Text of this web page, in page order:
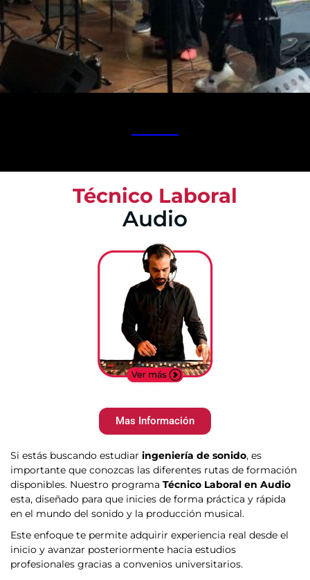
Técnico Laboral
Audio
Mas Información
Si estás buscando estudiar ingeniería de sonido, es
importante que conozcas las diferentes rutas de formación
disponibles. Nuestro programa Técnico Laboral en Audio
esta, diseñado para que inicies de forma práctica y rápida
en el mundo del sonido y la producción musical.
Este enfoque te permite adquirir experiencia real desde el
inicio y avanzar posteriormente hacia estudios
profesionales gracias a convenios universitarios.